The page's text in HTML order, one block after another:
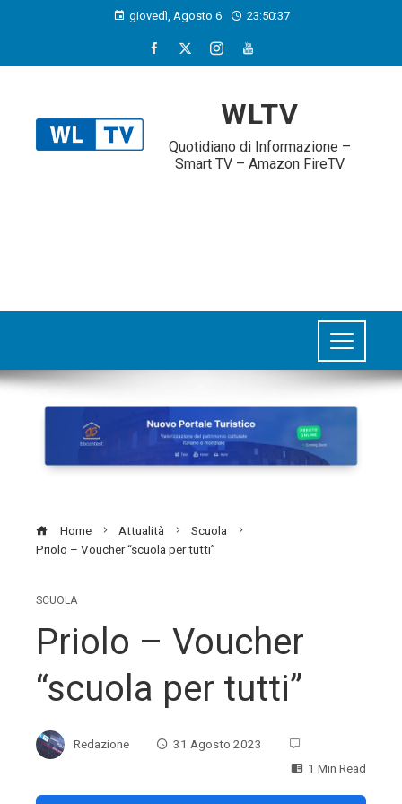
giovedì, Agosto 6 23:50:38
WLTV
Quotidiano di Informazione –
Smart TV – Amazon FireTV
Home Attualità
Scuola
Priolo – Voucher “scuola per tutti”
SCUOLA
Priolo – Voucher
“scuola per tutti”
Redazione
31 Agosto 2023
1 Min Read